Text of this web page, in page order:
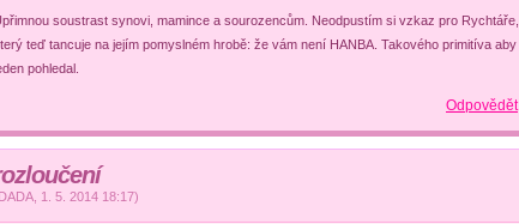
soustrast synovi, mamince a sourozencům. Neodpustím si vzkaz pro Rychtáře,
teď tancuje na jejím pomyslném hrobě: že vám není HANBA. Takového primitíva aby
pohledal.
Odpovědět
DADA 1. 5. 2014 18:17)